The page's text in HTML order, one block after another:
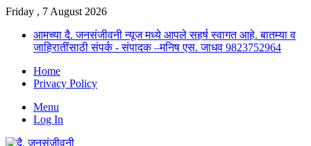
Friday , 7 August 2026
आमच्या दै. जनसंजीवनी न्यूज मध्ये आपले सहर्ष स्वागत आहे. बातम्या व
जाहिरातींसाठी संपर्क - संपादक –मनिष एस. जाधव 9823752964
Home
Privacy Policy
Menu
Log In